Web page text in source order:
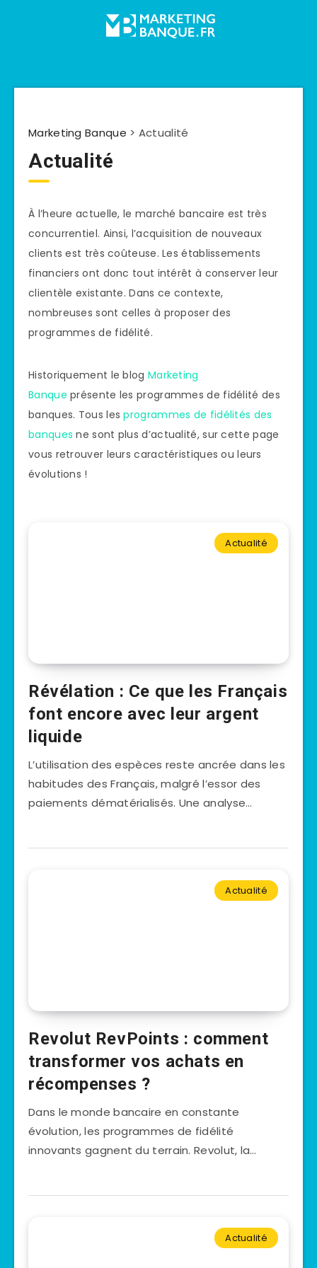
Marketing Banque > Actualité
Actualité
À l’heure actuelle, le marché bancaire est très
concurrentiel. Ainsi, l’acquisition de nouveaux
clients est très coûteuse. Les établissements
financiers ont donc tout intérêt à conserver leur
clientèle existante. Dans ce contexte,
nombreuses sont celles à proposer des
programmes de fidélité.
Historiquement le blog Marketing
Banque présente les programmes de fidélité des
banques. Tous lesprogrammes de fidélités des
banques ne sont plus d’actualité, sur cette page
vous retrouver leurs caractéristiques ou leurs
évolutions !
Actualité
Révélation : Ce que les Français
font encore avec leur argent
liquide
L’utilisation des espèces reste ancrée dans les
habitudes des Français, malgré l’essor des
paiements dématérialisés. Une analyse…
Actualité
Revolut RevPoints : comment
transformer vos achats en
récompenses ?
Dans le monde bancaire en constante
évolution, les programmes de fidélité
innovants gagnent du terrain. Revolut, la…
Actualité